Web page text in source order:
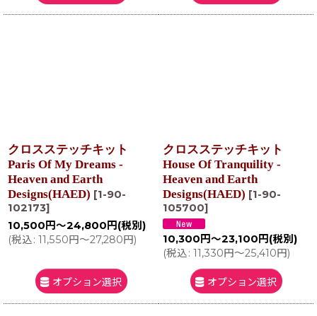
クロスステッチキット
Paris Of My Dreams -
Heaven and Earth
Designs(HAED) [1-90-
102173]
10,500 円～24,800 円 (税別)
(税込: 11,550円～27,280円)
オプション選択
クロスステッチキット
House Of Tranquility -
Heaven and Earth
Designs(HAED) [1-90-
105700]
10,300 円～23,100 円 (税別)
(税込: 11,330円～25,410円)
オプション選択